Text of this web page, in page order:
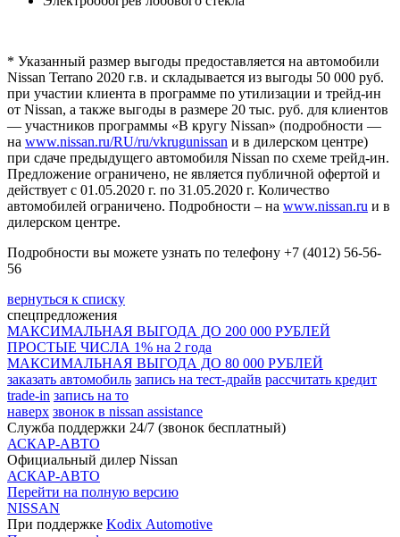
* Указанный размер выгоды предоставляется на автомобили
Nissan Terrano 2020 г.в. и складывается из выгоды 50 000 руб.
при участии клиента в программе по утилизации и трейд-ин
от Nissan, а также выгоды в размере 20 тыс. руб. для клиентов
— участников программы «В кругу Nissan» (подробности —
на www.nissan.ru/RU/ru/vkrugunissan и в дилерском центре)
при сдаче предыдущего автомобиля Nissan по схеме трейд-ин.
Предложение ограничено, не является публичной офертой и
действует с 01.05.2020 г. по 31.05.2020 г. Количество
автомобилей ограничено. Подробности – на www.nissan.ru и в
дилерском центре.
Подробности вы можете узнать по телефону +7 (4012) 56-56-
56
вернуться к списку
спецпредложения
МАКСИМАЛЬНАЯ ВЫГОДА ДО 200 000 РУБЛЕЙ
ПРОСТЫЕ ЧИСЛА 1% на 2 года
МАКСИМАЛЬНАЯ ВЫГОДА ДО 80 000 РУБЛЕЙ
заказать автомобиль запись на тест-драйв рассчитать кредит
trade-in запись на то
наверх звонок в nissan assistance
Служба поддержки 24/7 (звонок бесплатный)
АСКАР-АВТО
Официальный дилер Nissan
АСКАР-АВТО
Перейти на полную версию
NISSAN
При поддержке Kodix Automotive